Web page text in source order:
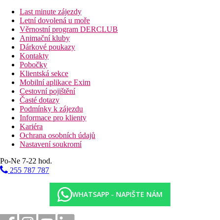
Stravování
Snídaně
Vzdálenosti
10 km
Vzdálenost od nejbližšího letiště
Fotogalerie
Last minute zájezdy
Letní dovolená u moře
Věrnostní program DERCLUB
Animační kluby
Dárkové poukazy
Kontakty
Pobočky
Klientská sekce
Mobilní aplikace Exim
Cestovní pojištění
Časté dotazy
Podmínky k zájezdu
Informace pro klienty
Kariéra
Ochrana osobních údajů
Nastavení soukromí
Po-Ne 7-22 hod.
255 787 787
WHATSAPP - NAPIŠTE NÁM